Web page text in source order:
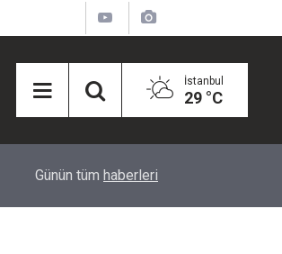
İstanbul
29 °C
Yatırım Karnesi Belli Oldu: Hangi
Günün tüm haberleri